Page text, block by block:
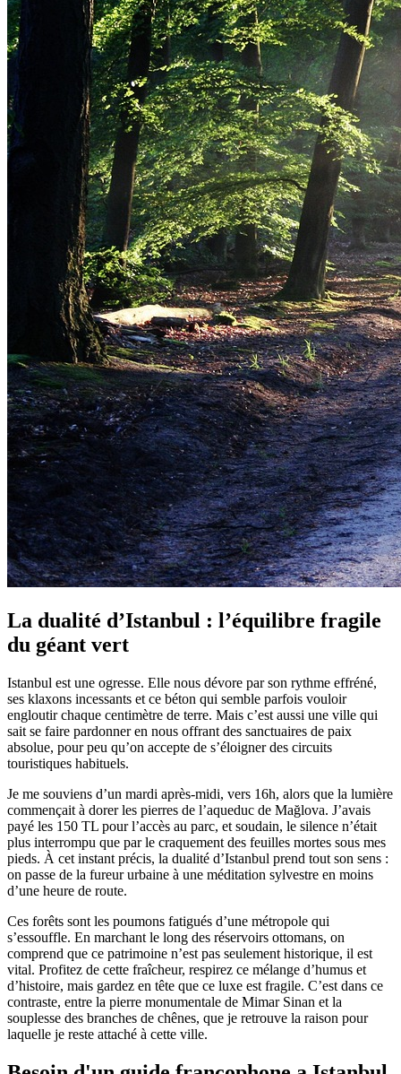
La dualité d’Istanbul : l’équilibre fragile
du géant vert
Istanbul est une ogresse. Elle nous dévore par son rythme effréné,
ses klaxons incessants et ce béton qui semble parfois vouloir
engloutir chaque centimètre de terre. Mais c’est aussi une ville qui
sait se faire pardonner en nous offrant des sanctuaires de paix
absolue, pour peu qu’on accepte de s’éloigner des circuits
touristiques habituels.
Je me souviens d’un mardi après-midi, vers 16h, alors que la lumière
commençait à dorer les pierres de l’aqueduc de Mağlova. J’avais
payé les 150 TL pour l’accès au parc, et soudain, le silence n’était
plus interrompu que par le craquement des feuilles mortes sous mes
pieds. À cet instant précis, la dualité d’Istanbul prend tout son sens :
on passe de la fureur urbaine à une méditation sylvestre en moins
d’une heure de route.
Ces forêts sont les poumons fatigués d’une métropole qui
s’essouffle. En marchant le long des réservoirs ottomans, on
comprend que ce patrimoine n’est pas seulement historique, il est
vital. Profitez de cette fraîcheur, respirez ce mélange d’humus et
d’histoire, mais gardez en tête que ce luxe est fragile. C’est dans ce
contraste, entre la pierre monumentale de Mimar Sinan et la
souplesse des branches de chênes, que je retrouve la raison pour
laquelle je reste attaché à cette ville.